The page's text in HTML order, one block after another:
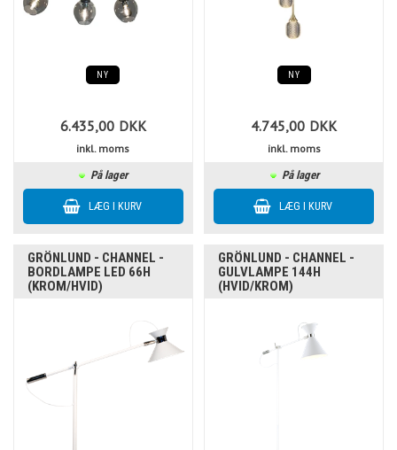
NY
6.435,00 DKK
inkl. moms
På lager
NY
4.745,00 DKK
inkl. moms
På lager
GRÖNLUND - CHANNEL -
BORDLAMPE LED 66H
(KROM/HVID)
GRÖNLUND - CHANNEL -
GULVLAMPE 144H
(HVID/KROM)